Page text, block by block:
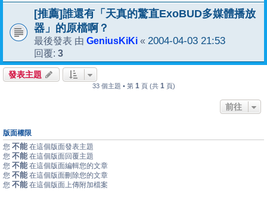
[推薦]誰還有「天真的驚直ExoBUD多媒體播放
器」的原檔啊？
最後發表 由 GeniusKiKi « 2004-04-03 21:53
回覆: 3
發表主題
33 個主題 • 第 1 頁 (共 1 頁)
前往
版面權限
您 不能 在這個版面發表主題
您 不能 在這個版面回覆主題
您 不能 在這個版面編輯您的文章
您 不能 在這個版面刪除您的文章
您 不能 在這個版面上傳附加檔案